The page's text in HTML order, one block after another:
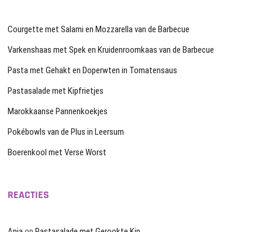
Courgette met Salami en Mozzarella van de Barbecue
Varkenshaas met Spek en Kruidenroomkaas van de Barbecue
Pasta met Gehakt en Doperwten in Tomatensaus
Pastasalade met Kipfrietjes
Marokkaanse Pannenkoekjes
Pokébowls van de Plus in Leersum
Boerenkool met Verse Worst
REACTIES